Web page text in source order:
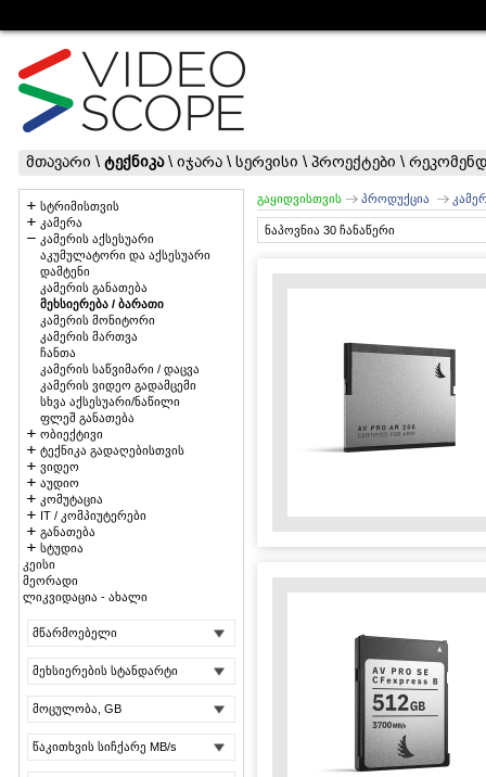
მთავარი \ ტექნიკა\ იჯარა \ სერვისი \ პროექტები \
სტრიმისთვის
კამერა
კამერის აქსესუარი
აკუმულატორი და აქსესუარი
დამტენი
კამერის განათება
მეხსიერება / ბარათი
კამერის მონიტორი
კამერის მართვა
ჩანთა
კამერის საწვიმარი / დაცვა
კამერის ვიდეო გადამცემი
სხვა აქსესუარი/ნაწილი
ფლეშ განათება
ობიექტივი
ტექნიკა გადაღებისთვის
ვიდეო
აუდიო
კომუტაცია
IT / კომპიუტერები
განათება
სტუდია
კეისი
მეორადი
ლიკვიდაცია - ახალი
მწარმოებელი
მეხსიერების სტანდარტი
მოცულობა, GB
წაკითხვის სიჩქარე MB/s
გაყიდვისთვის პროდუქცია
ნაპოვნია 30 ჩანაწერი